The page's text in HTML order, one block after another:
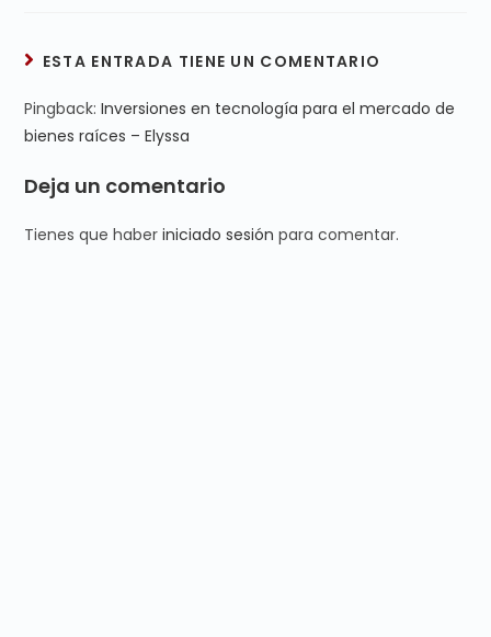
ESTA ENTRADA TIENE UN COMENTARIO
Pingback:Inversiones en tecnología para el mercado de
bienes raíces – Elyssa
Deja un comentario
Tienes que haberiniciado sesión para comentar.